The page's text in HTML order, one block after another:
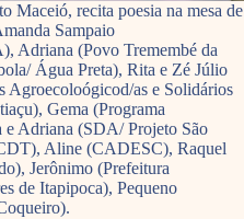
Maceió, recita poesia na mesa de
Sampaio
Adriana (Povo Tremembé da
Água Preta), Rita e Zé Júlio
Agroecoloógicod/as e Solidários
Gema (Programa
Adriana (SDA/ Projeto São
Aline (CADESC), Raquel
Jerônimo (Prefeitura
de Itapipoca), Pequeno